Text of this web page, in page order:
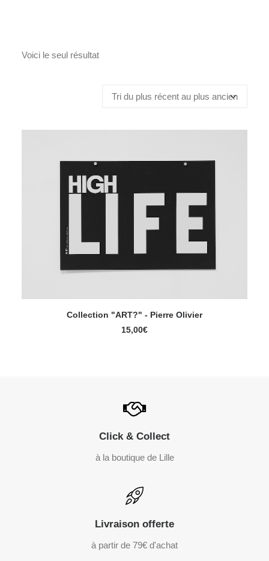
Voici le seul résultat
Collection "ART?" - Pierre Olivier
15,00€
Click & Collect
à la boutique de Lille
Livraison offerte
à partir de 79€ d'achat